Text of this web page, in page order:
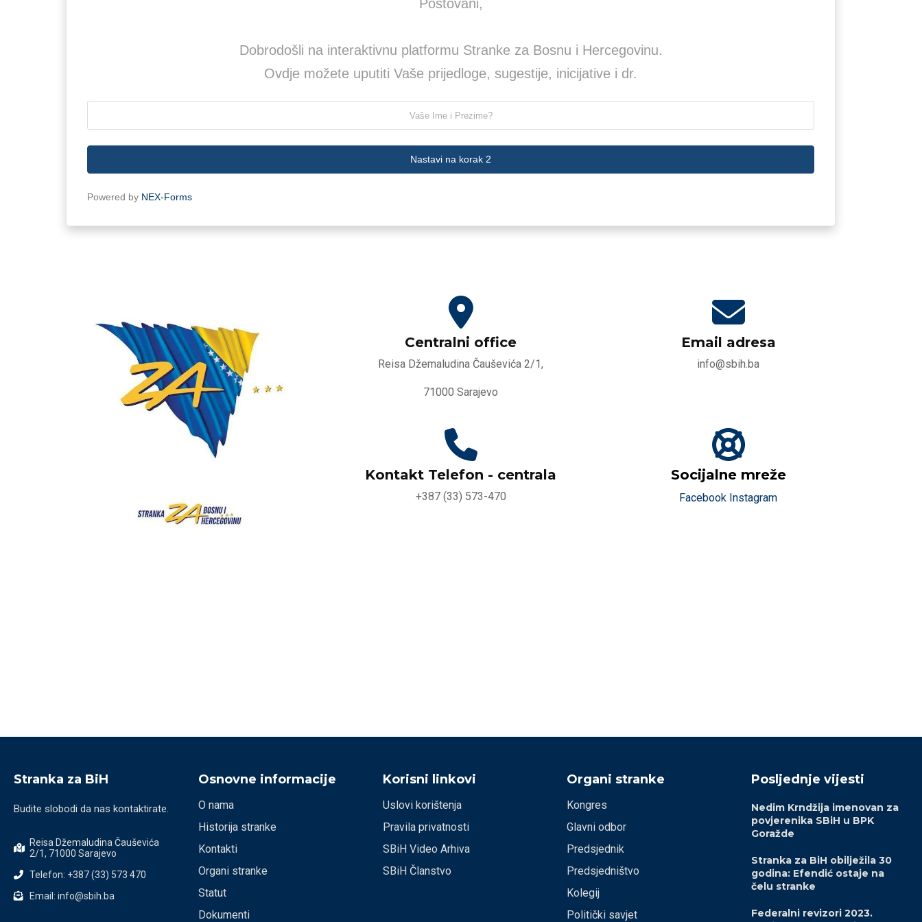
Poštovani,
Dobrodošli na interaktivnu platformu Stranke za Bosnu i Hercegovinu.
Ovdje možete uputiti Vaše prijedloge, sugestije, inicijative i dr.
Nastavi na korak 2
Powered by NEX-Forms
Centralni office
Reisa Džemaludina Čauševića 2/1,
71000 Sarajevo
Kontakt Telefon - centrala
+387 (33) 573-470
Email adresa
info@sbih.ba
Socijalne mreže
Facebook Instagram
Stranka za BiH
Budite slobodi da nas kontaktirate.
Reisa Džemaludina Čauševića
2/1, 71000 Sarajevo
Telefon: +387 (33) 573 470
Email: info@sbih.ba
Osnovne informacije
O nama
Historija stranke
Kontakti
Organi stranke
Statut
Dokumenti
Korisni linkovi
Uslovi korištenja
Pravila privatnosti
SBiH Video Arhiva
SBiH Članstvo
Organi stranke
Kongres
Glavni odbor
Predsjednik
Predsjedništvo
Kolegij
Politički savjet
Posljednje vijesti
Nedim Krndžija imenovan za
povjerenika SBiH u BPK
Goražde
Stranka za BiH obilježila 30
godina: Efendić ostaje na
čelu stranke
Federalni revizori 2023.